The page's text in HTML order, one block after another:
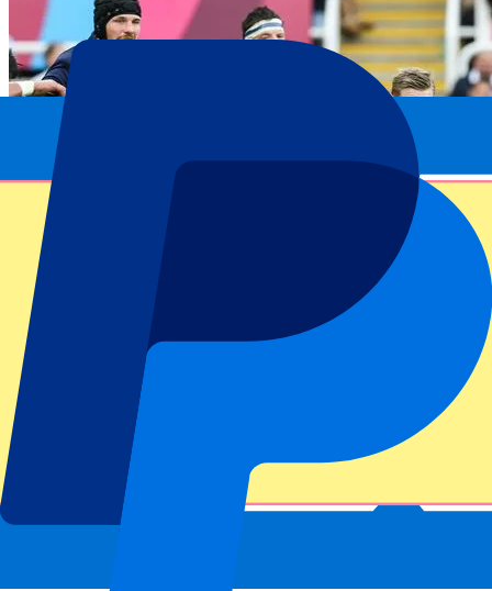
Informations sur l'événement
À propos de Scotland vs Ireland